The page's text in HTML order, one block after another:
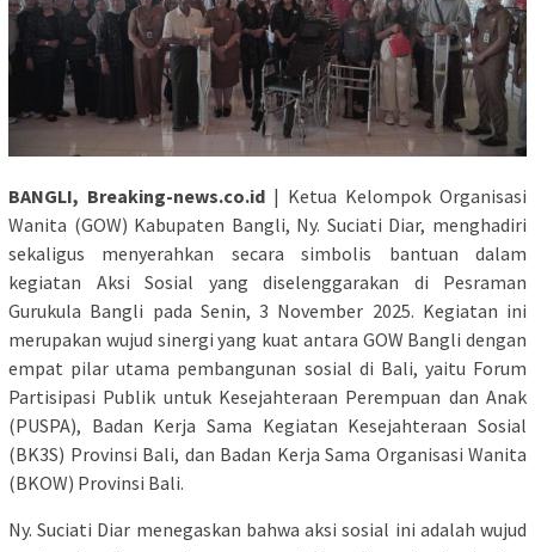
BANGLI, Breaking-news.co.id | Ketua Kelompok Organisasi
Wanita (GOW) Kabupaten Bangli, Ny. Suciati Diar, menghadiri
sekaligus menyerahkan secara simbolis bantuan dalam
kegiatan Aksi Sosial yang diselenggarakan di Pesraman
Gurukula Bangli pada Senin, 3 November 2025. Kegiatan ini
merupakan wujud sinergi yang kuat antara GOW Bangli dengan
empat pilar utama pembangunan sosial di Bali, yaitu Forum
Partisipasi Publik untuk Kesejahteraan Perempuan dan Anak
(PUSPA), Badan Kerja Sama Kegiatan Kesejahteraan Sosial
(BK3S) Provinsi Bali, dan Badan Kerja Sama Organisasi Wanita
(BKOW) Provinsi Bali.
Ny. Suciati Diar menegaskan bahwa aksi sosial ini adalah wujud